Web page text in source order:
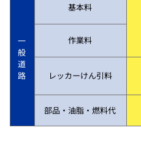
一
般
道
路
基本料
作業料
レッカーけん引料
部品・油脂・燃料代